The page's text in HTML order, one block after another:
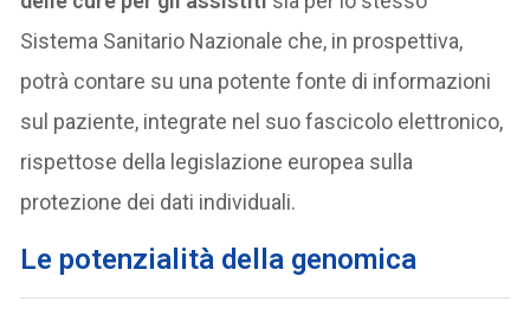
Sistema Sanitario Nazionale che, in prospettiva,
potrà contare su una potente fonte di informazioni
sul paziente, integrate nel suo fascicolo elettronico,
rispettose della legislazione europea sulla
protezione dei dati individuali.
Le potenzialità della genomica